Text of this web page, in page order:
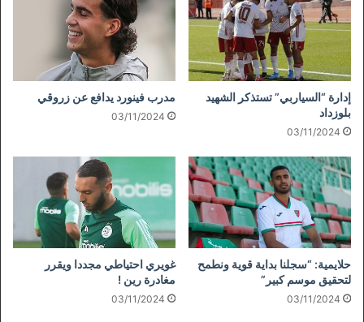
إدارة “السياربي” تستذكر الشهيد
بلوزداد
03/11/2024
مدرب فينورد يدافع عن زروقي
03/11/2024
حلايمية: “سجلنا بداية قوية ونطمح
لتحقيق موسم كبير”
03/11/2024
غويري احتياطي مجددا ويقرر
مغادرة رين !
03/11/2024